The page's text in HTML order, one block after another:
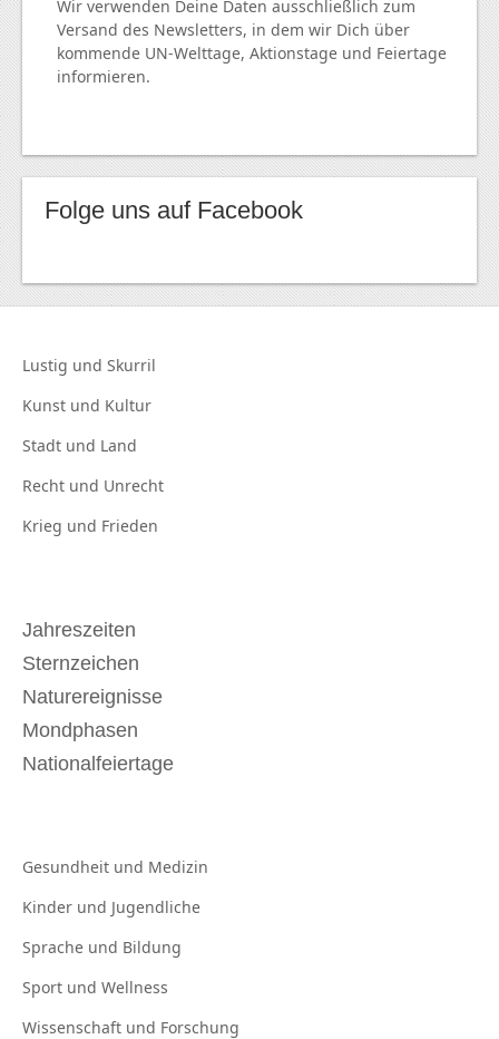
Wir verwenden Deine Daten ausschließlich zum
Versand des Newsletters, in dem wir Dich über
kommende UN-Welttage, Aktionstage und Feiertage
informieren.
Folge uns auf Facebook
Lustig und Skurril
Kunst und Kultur
Stadt und Land
Recht und Unrecht
Krieg und Frieden
Jahreszeiten
Sternzeichen
Naturereignisse
Mondphasen
Nationalfeiertage
Gesundheit und Medizin
Kinder und Jugendliche
Sprache und Bildung
Sport und Wellness
Wissenschaft und Forschung